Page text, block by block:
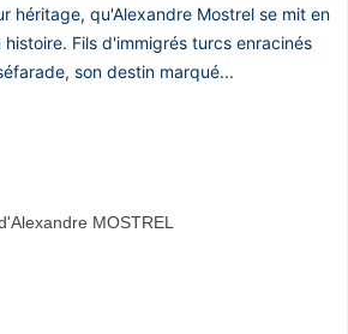
héritage, qu'Alexandre Mostrel se mit en
Fils d'immigrés turcs enracinés
son destin marqué...